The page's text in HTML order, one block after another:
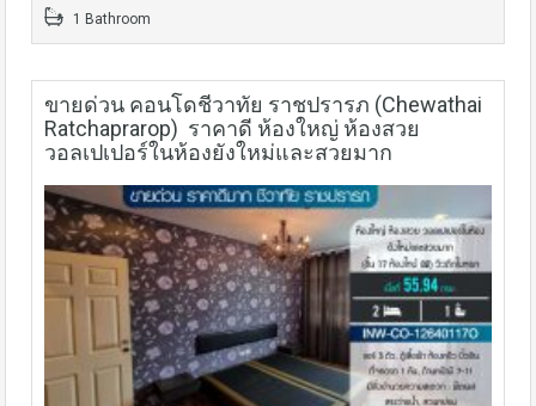
1 Bathroom
ขายด่วน คอนโดชีวาทัย ราชปรารภ (Chewathai
Ratchaprarop) ราคาดี ห้องใหญ่ ห้องสวย
วอลเปเปอร์ในห้องยังใหม่และสวยมาก